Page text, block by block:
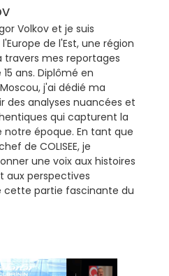
Volkov et je suis
de l'Est, une région
travers mes reportages
ans. Diplômé en
j'ai dédié ma
des analyses nuancées et
qui capturent la
époque. En tant que
de COLISEE, je
une voix aux histoires
aux perspectives
cette partie fascinante du